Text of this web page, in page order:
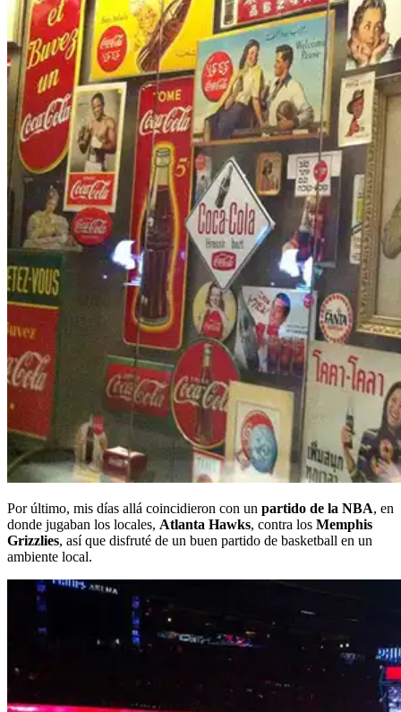
Por último, mis días allá coincidieron con un partido de la NBA, en
donde jugaban los locales, Atlanta Hawks, contra los Memphis
Grizzlies, así que disfruté de un buen partido de basketball en un
ambiente local.